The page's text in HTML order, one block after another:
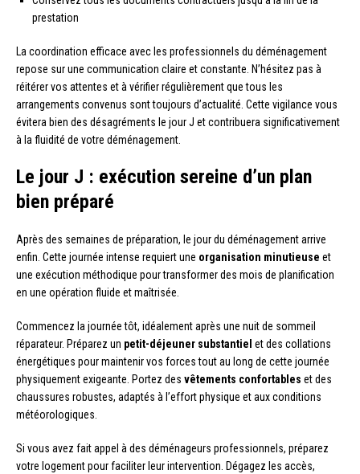
prestation
La coordination efficace avec les professionnels du déménagement
repose sur une communication claire et constante. N’hésitez pas à
réitérer vos attentes et à vérifier régulièrement que tous les
arrangements convenus sont toujours d’actualité. Cette vigilance vous
évitera bien des désagréments le jour J et contribuera significativement
à la fluidité de votre déménagement.
Le jour J : exécution sereine d’un plan
bien préparé
Après des semaines de préparation, le jour du déménagement arrive
enfin. Cette journée intense requiert une organisation minutieuse et
une exécution méthodique pour transformer des mois de planification
en une opération fluide et maîtrisée.
Commencez la journée tôt, idéalement après une nuit de sommeil
réparateur. Préparez un petit-déjeuner substantiel et des collations
énergétiques pour maintenir vos forces tout au long de cette journée
physiquement exigeante. Portez des vêtements confortables et des
chaussures robustes, adaptés à l’effort physique et aux conditions
météorologiques.
Si vous avez fait appel à des déménageurs professionnels, préparez
votre logement pour faciliter leur intervention. Dégagez les accès,